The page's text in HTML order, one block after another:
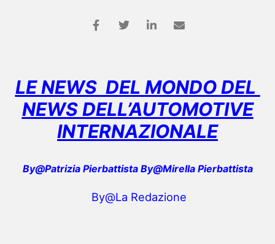
LE NEWS DEL MONDO DEL
NEWS DELL’AUTOMOTIVE
INTERNAZIONALE
By@Patrizia Pierbattista By@Mirella Pierbattista
By@La Redazione